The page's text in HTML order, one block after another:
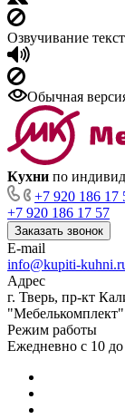
Озвучивание
Обычная
Кухни по
+7 920 186 17
+7 920 186 17 57
Заказать звонок
E-mail
info@kupiti-
Адрес
г. Тверь, пр-кт
"Мебелькомплект"
Режим работы
Ежедневно с 10 до